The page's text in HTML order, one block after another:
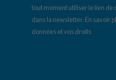
tout moment utiliser le lien
dans la newsletter. En savoir
données et vos droits